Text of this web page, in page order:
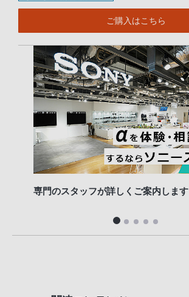
ご購入はこちら
専門のスタッフが詳しくご案内します